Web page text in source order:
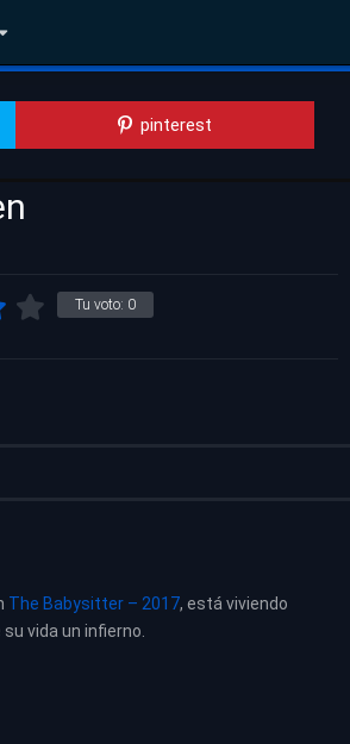
pinterest
Tu voto: 0
The Babysitter – 2017, está viviendo
vida un infierno.